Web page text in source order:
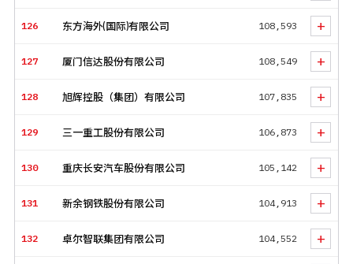
126 东方海外(国际)有限公司 108,593 +
127 厦门信达股份有限公司 108,549 +
128 旭辉控股（集团）有限公司 107,835 +
129 三一重工股份有限公司 106,873 +
130 重庆长安汽车股份有限公司 105,142 +
131 新余钢铁股份有限公司 104,913 +
132 卓尔智联集团有限公司 104,552 +